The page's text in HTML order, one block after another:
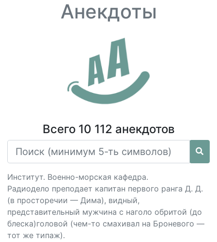
Анекдоты
Всего 10 112 анекдотов
Институт. Военно-морская кафедра.
Радиодело преподает капитан первого ранга Д. Д.
(в просторечии — Дима), видный,
представительный мужчина с наголо обритой (до
блеска)головой (чем-то смахивал на Броневого —
тот же типаж).